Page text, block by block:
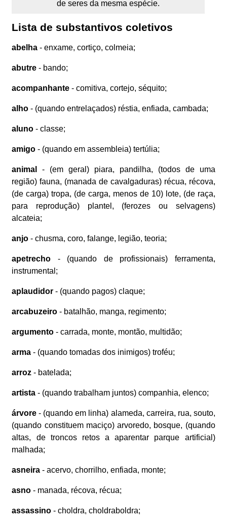
de seres da mesma espécie.
Lista de substantivos coletivos
abelha - enxame, cortiço, colmeia;
abutre - bando;
acompanhante - comitiva, cortejo, séquito;
alho - (quando entrelaçados) réstia, enfiada, cambada;
aluno - classe;
amigo - (quando em assembleia) tertúlia;
animal
- (em geral) piara, pandilha, (todos de uma
região) fauna, (manada de cavalgaduras) récua, récova,
(de carga) tropa, (de carga, menos de 10) lote, (de raça,
para reprodução) plantel, (ferozes ou selvagens)
alcateia;
anjo - chusma, coro, falange, legião, teoria;
apetrecho - (quando de profissionais) ferramenta,
instrumental;
aplaudidor - (quando pagos) claque;
arcabuzeiro - batalhão, manga, regimento;
argumento - carrada, monte, montão, multidão;
arma - (quando tomadas dos inimigos) troféu;
arroz - batelada;
artista - (quando trabalham juntos) companhia, elenco;
árvore - (quando em linha) alameda, carreira, rua, souto,
(quando constituem maciço) arvoredo, bosque, (quando
altas, de troncos retos a aparentar parque artificial)
malhada;
asneira - acervo, chorrilho, enfiada, monte;
asno - manada, récova, récua;
assassino - choldra, choldraboldra;